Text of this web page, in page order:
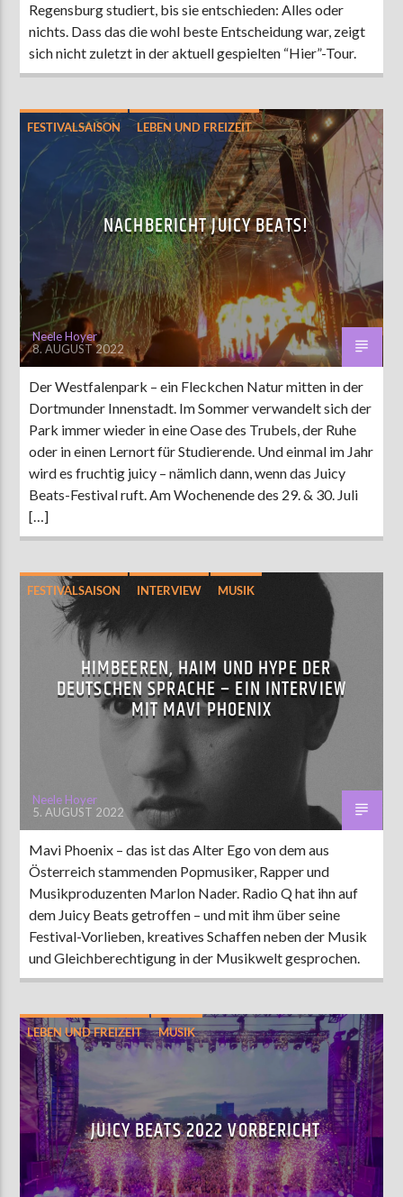
Regensburg studiert, bis sie entschieden: Alles oder
nichts. Dass das die wohl beste Entscheidung war, zeigt
sich nicht zuletzt in der aktuell gespielten “Hier”-Tour.
FESTIVALSAISON LEBEN UND FREIZEIT
MUSIK
NACHBERICHT JUICY BEATS!
Neele Hoyer
8. AUGUST 2022
Der Westfalenpark – ein Fleckchen Natur mitten in der
Dortmunder Innenstadt. Im Sommer verwandelt sich der
Park immer wieder in eine Oase des Trubels, der Ruhe
oder in einen Lernort für Studierende. Und einmal im Jahr
wird es fruchtig juicy – nämlich dann, wenn das Juicy
Beats-Festival ruft. Am Wochenende des 29. & 30. Juli
[…]
FESTIVALSAISON INTERVIEW MUSIK
HIMBEEREN, HAIM UND HYPE DER
DEUTSCHEN SPRACHE – EIN INTERVIEW
MIT MAVI PHOENIX
Neele Hoyer
5. AUGUST 2022
Mavi Phoenix – das ist das Alter Ego von dem aus
Österreich stammenden Popmusiker, Rapper und
Musikproduzenten Marlon Nader. Radio Q hat ihn auf
dem Juicy Beats getroffen – und mit ihm über seine
Festival-Vorlieben, kreatives Schaffen neben der Musik
und Gleichberechtigung in der Musikwelt gesprochen.
LEBEN UND FREIZEIT MUSIK
JUICY BEATS 2022 VORBERICHT